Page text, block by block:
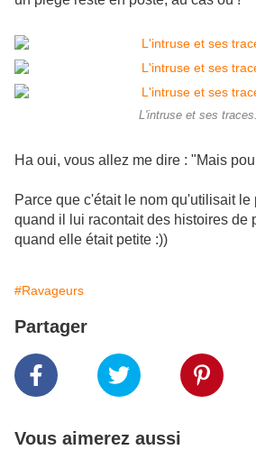
L'intruse et ses
Ha oui, vous allez me dire : "Mais
Parce que c'était le nom qu'utilisait le
quand il lui racontait des histoires de
quand elle était petite :))
#Ravageurs
Partager
Vous aimerez aussi